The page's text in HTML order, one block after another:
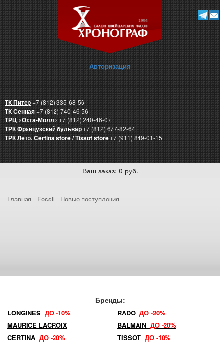
Авторизация
ТК Питер+7 (812) 335-68-56
ТК Сенная+7 (812) 740-46-56
ТРЦ «Охта-Молл»+7 (812) 240-46-07
ТРК Французский бульвар+7 (812) 677-82-64
ТРК Лето. Certina store / Tissot store+7 (911) 849-01-15
Ваш заказ: 0 руб.
Главная - Fossil - Новые поступления
Бренды:
LONGINES ДО -10% RADO ДО -20%
MAURICE LACROIX
BALMAIN ДО -20%
CERTINA ДО -20% TISSOT ДО -10%